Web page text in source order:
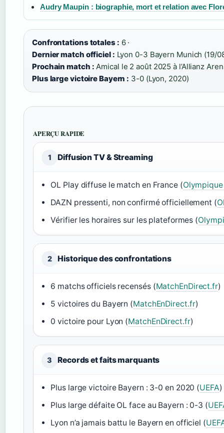
Audry Maupin : biographie, mort et relation avec
Confrontations totales : 6 ·
Dernier match officiel : Lyon 0-3 Bayern Munich (19/
Prochain match : Amical le 2 août 2025 à l’Allianz
Plus large victoire Bayern : 3-0 (Lyon, 2020)
APERÇU RAPIDE
1 Diffusion TV & Streaming
OL Play diffuse le match en France (
DAZN pressenti, non confirmé officiellement (
Vérifier les horaires sur les plateformes (
2 Historique des confrontations
6 matchs officiels recensés (MatchEnDirect.fr)
5 victoires du Bayern (MatchEnDirect.fr)
0 victoire pour Lyon (MatchEnDirect.fr)
3 Records et faits marquants
Plus large victoire Bayern : 3-0 en 2020 (UEFA)
Plus large défaite OL face au Bayern : 0-3 (
Lyon n’a jamais battu le Bayern en officiel (